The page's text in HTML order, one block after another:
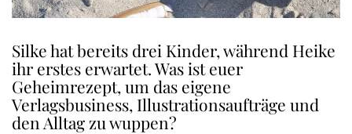
Silke hat bereits drei Kinder, während Heike
ihr erstes erwartet. Was ist euer
Geheimrezept, um das eigene
Verlagsbusiness, Illustrationsaufträge und
den Alltag zu wuppen?